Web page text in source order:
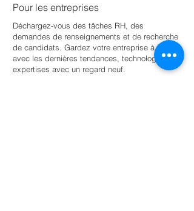
Pour les entreprises
Déchargez-vous des tâches RH, des
demandes de renseignements et de recherche
de candidats. Gardez votre entreprise à jour
avec les dernières tendances, technologies et
expertises avec un regard neuf.